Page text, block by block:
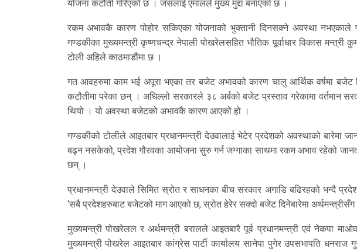
योजना कटौती गरिएको छ । जसलाई एमालले मुख्य मुद्दा बनाएको छ ।
रकम अभावकै कारण पोहोर सकिएका योजनाको भुक्तानी दिनसक्ने अवस्था नभएकाले
गण्डकीका मुख्यमन्त्री कृष्णचन्द्र नेपाली पोखरेलसहित भौतिक पूर्वाधार विकास मन्त्री
टोली अहिले काठमाडौंमा छ ।
गत आवहरुमा काम भई अपूरा भएका तर बजेट अभावको कारण चालु आर्थिक वर्षमा
कटौतीमा परेका छन् । अघिल्लो सरकारले ३८ अर्बको बजेट प्रस्ताव गरेकामा वर्तमान
थियो । यो अवस्था बजेटको अभावकै कारण आएको हो ।
गण्डकीको टोलीले आइतबार प्रधानमन्त्री देउवालाई भेटेर प्रदेशको अवस्थाको बारेमा
बढ्न नसकेको, प्रदेश गौरवका आयोजना सुरु गर्न जग्गाका साथमा रकम अभाव रहेको
छन् ।
प्रधानमन्त्री देउवाले सिमित स्रोत र साधनका बीच सरकार अगाडि बढिरहको भन्दै
‘सबै प्रदेशहरुबाट बजेटको माग आएको छ, स्रोत हेरेर सक्दो बजेट दिनेबारेमा अर्थमन्त्रीसँग
मुख्यमन्त्री पोखरेलल र अर्थमन्त्री बरालले आइतबारै पूर्व प्रधानमन्त्री एवं नेकपा
मुख्यमन्त्री पोखरेल आइतबार कांग्रेस पार्टी कार्यालय सानेपा पुगेर उपसभापति धनराज